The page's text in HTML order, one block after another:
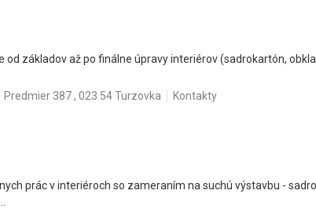
od základov až po finálne úpravy interiérov (sadrokartón,
Predmier 387 , 023 54 Turzovka Kontakty
prác v interiéroch so zameraním na suchú výstavbu -